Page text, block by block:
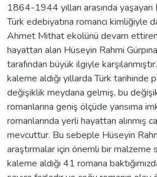
1864-1944 yılları arasında yaşayan
Türk edebiyatına romancı kimliğiyle
Ahmet Mithat ekolünü devam
hayattan alan Hüseyin Rahmi
tarafından büyük ilgiyle karşılanmıştır.
kaleme aldığı yıllarda Türk
değişiklik meydana gelmiş, bu
romanlarına geniş ölçüde yansıma
romanlarında yerli hayattan alınmış
mevcuttur. Bu sebeple Hüseyin
araştırmalar için önemli bir malzeme
kaleme aldığı 41 romana